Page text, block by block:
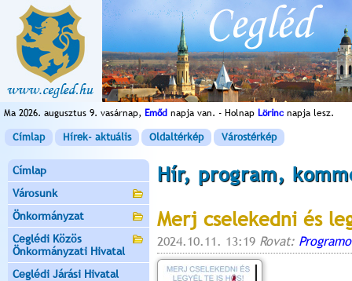
Ma 2026. augusztus 9. vasárnap, Emőd napja van. - Holnap Lörinc napja lesz.
Címlap Hírek- aktuális Oldaltérkép Várostérkép
Címlap
Városunk
Önkormányzat
Ceglédi Közös
Önkormányzati Hivatal
Ceglédi Járási Hivatal
Hír, program,
Merj cselekedni és
2024.10.11. 13:19 Rovat: